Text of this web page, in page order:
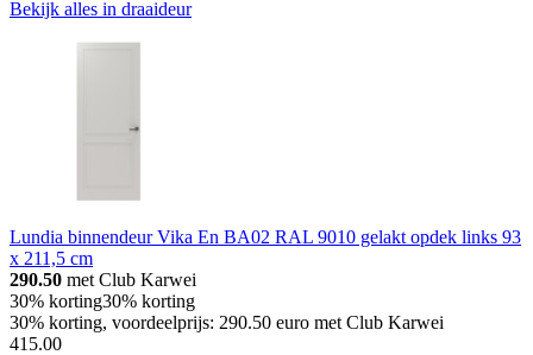
Bekijk alles in draaideur
Lundia binnendeur Vika En BA02 RAL 9010 gelakt opdek links 93
x 211,5 cm
290.50 met Club Karwei
30% korting30% korting
30% korting, voordeelprijs: 290.50 euro met Club Karwei
415.00